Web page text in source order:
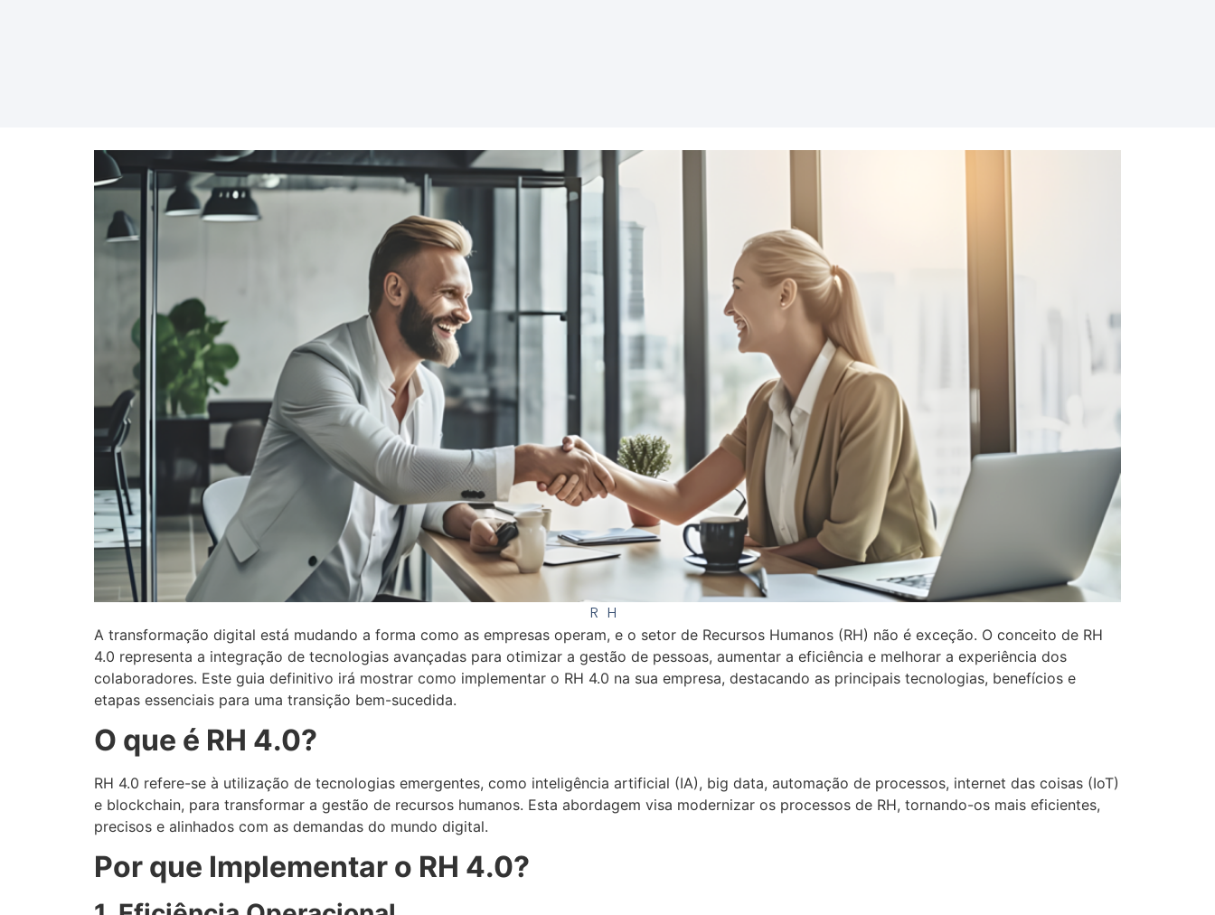
RH
A transformação digital está mudando a forma como as empresas operam, e o setor de Recursos Humanos (RH) não é exceção. O conceito de RH
4.0 representa a integração de tecnologias avançadas para otimizar a gestão de pessoas, aumentar a eficiência e melhorar a experiência dos
colaboradores. Este guia definitivo irá mostrar como implementar o RH 4.0 na sua empresa, destacando as principais tecnologias, benefícios e
etapas essenciais para uma transição bem-sucedida.
O que é RH 4.0?
RH 4.0 refere-se à utilização de tecnologias emergentes, como inteligência artificial (IA), big data, automação de processos, internet das coisas (IoT)
e blockchain, para transformar a gestão de recursos humanos. Esta abordagem visa modernizar os processos de RH, tornando-os mais eficientes,
precisos e alinhados com as demandas do mundo digital.
Por que Implementar o RH 4.0?